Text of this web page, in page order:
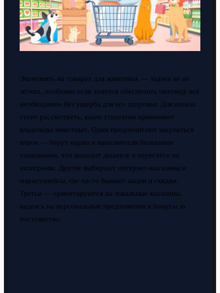
Экономить на товарах для животных — задача не из
лёгких, особенно если хочется обеспечить питомцу всё
необходимое без ущерба для его здоровья. Для начала
стоит рассмотреть, какие стратегии применяют
владельцы животных. Одни предпочитают закупаться
впрок — берут корма и наполнители большими
упаковками, что выходит дешевле в пересчёте на
килограмм. Другие выбирают интернет-магазины и
маркетплейсы, где часто бывают акции и скидки.
Третьи — ориентируются на локальные магазины,
надеясь на персональные предложения и бонусы за
постоянство.